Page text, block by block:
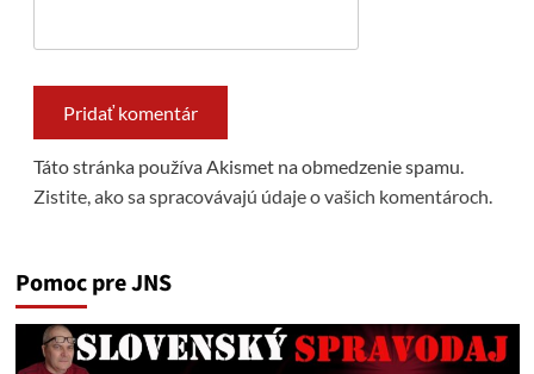
Táto stránka používa Akismet na obmedzenie spamu.
Zistite, ako sa spracovávajú údaje o vašich komentároch.
Pomoc pre JNS